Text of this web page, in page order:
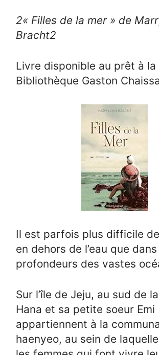
2« Filles de la mer » de
Bracht2
Livre disponible au prêt à la
Bibliothèque Gaston
Il est parfois plus difficile
en dehors de l’eau que
profondeurs des vastes
Sur l’île de Jeju, au sud de
Hana et sa petite soeur Emi
appartiennent à la
haenyeo, au sein de